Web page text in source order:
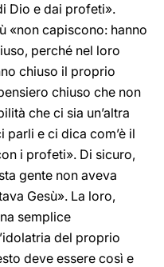
Dio e dai profeti».
«non capiscono: hanno
perché nel loro
chiuso il proprio
chiuso che non
che ci sia un’altra
e ci dica com’è il
i profeti». Di sicuro,
gente non aveva
Gesù». La loro,
semplice
del proprio
deve essere così e